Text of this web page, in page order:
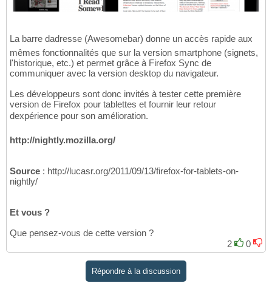
La barre dadresse (Awesomebar) donne un accès rapide aux
mêmes fonctionnalités que sur la version smartphone (signets,
l'historique, etc.) et permet grâce à Firefox Sync de
communiquer avec la version desktop du navigateur.
Les développeurs sont donc invités à tester cette première
version de Firefox pour tablettes et fournir leur retour
dexpérience pour son amélioration.
http://nightly.mozilla.org/
Source : http://lucasr.org/2011/09/13/firefox-for-tablets-on-
nightly/
Et vous ?
Que pensez-vous de cette version ?
2
0
Répondre à la discussion